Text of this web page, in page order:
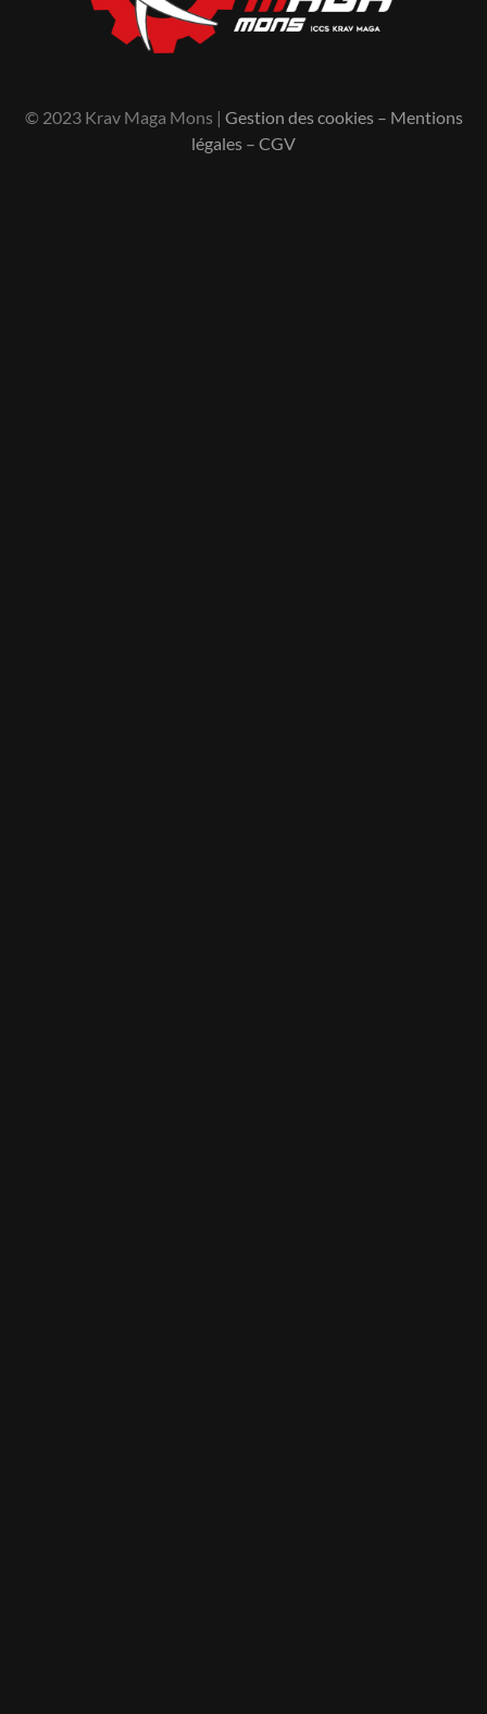
© 2023 Krav Maga Mons | Gestion des cookies– Mentions
légales – CGV